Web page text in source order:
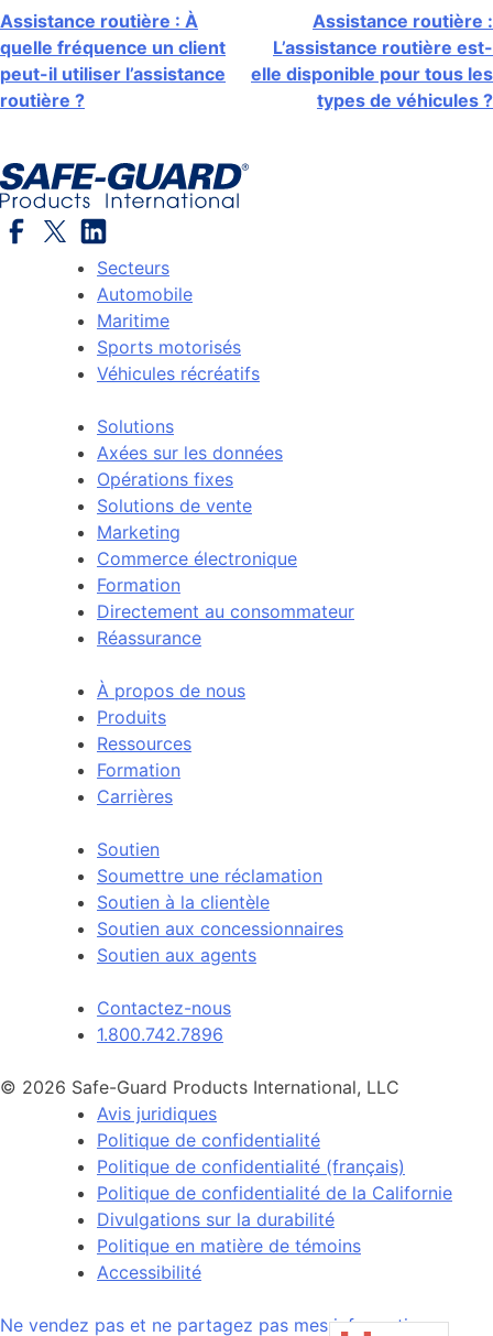
navigation
Assistance routière : À
quelle fréquence un client
peut-il utiliser l’assistance
routière ?
Assistance routière :
L’assistance routière est-
elle disponible pour tous les
types de véhicules ?
Secteurs
Automobile
Maritime
Sports motorisés
Véhicules récréatifs
Solutions
Axées sur les données
Opérations fixes
Solutions de vente
Marketing
Commerce électronique
Formation
Directement au consommateur
Réassurance
À propos de nous
Produits
Ressources
Formation
Carrières
Soutien
Soumettre une réclamation
Soutien à la clientèle
Soutien aux concessionnaires
Soutien aux agents
Contactez-nous
1.800.742.7896
© 2026 Safe-Guard Products International, LLC
Avis juridiques
Politique de confidentialité
Politique de confidentialité (français)
Politique de confidentialité de la Californie
Divulgations sur la durabilité
Politique en matière de témoins
Accessibilité
Ne vendez pas et ne partagez pas mes informations